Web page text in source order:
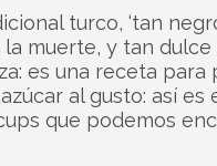
turco, ‘tan
muerte, y tan dulce
es una receta para
al gusto: así es
que podemos